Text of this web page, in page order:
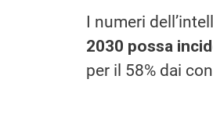
I numeri
2030 possa
per il 58% dai